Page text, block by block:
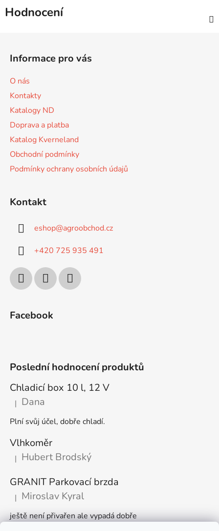
Hodnocení
Informace pro vás
O nás
Kontakty
Katalogy ND
Doprava a platba
Katalog Kverneland
Obchodní podmínky
Podmínky ochrany osobních údajů
Kontakt
eshop@agroobchod.cz
+420 725 935 491
Facebook
Poslední hodnocení produktů
Chladicí box 10 l, 12 V
Hodnocení produktu je 5 z 5 hvězdiček.
| Dana
Plní svůj účel, dobře chladí.
Vlhkoměr
Hodnocení produktu je 5 z 5 hvězdiček.
| Hubert Brodský
GRANIT Parkovací brzda
Hodnocení produktu je 5 z 5 hvězdiček.
| Miroslav Kyral
ještě není přivařen ale vypadá dobře